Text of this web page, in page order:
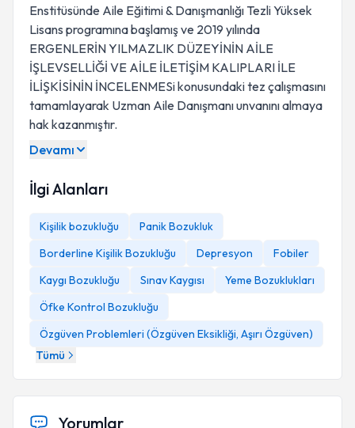
Enstitüsünde Aile Eğitimi & Danışmanlığı Tezli Yüksek
Lisans programına başlamış ve 2019 yılında
ERGENLERİN YILMAZLIK DÜZEYİNİN AİLE
İŞLEVSELLİĞİ VE AİLE İLETİŞİM KALIPLARI İLE
İLİŞKİSİNİN İNCELENMESi konusundaki tez çalışmasını
tamamlayarak Uzman Aile Danışmanı unvanını almaya
hak kazanmıştır.
Devamı
İlgi Alanları
Kişilik bozukluğu
Panik Bozukluk
Borderline Kişilik Bozukluğu
Depresyon
Fobiler
Kaygı Bozukluğu
Sınav Kaygısı
Yeme Bozuklukları
Öfke Kontrol Bozukluğu
Özgüven Problemleri (Özgüven Eksikliği, Aşırı Özgüven)
Tümü
Yorumlar